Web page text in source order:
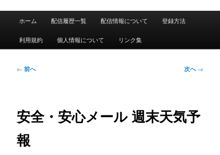
メ
ホーム 配信履歴一覧 配信情報について 登録方法
利用規約 個人情報について リンク集
投
ゲ
ー
ョ
ン
← 前へ 次へ→
安全・安心メール 週末天気予
報